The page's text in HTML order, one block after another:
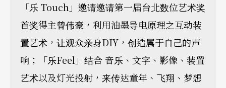
「乐 Touch」邀请邀请第一届台北数位艺术奖
首奖得主曾伟豪，利用油墨导电原理之互动装
置艺术，让观众亲身DIY，创造属于自己的声
响；「乐Feel」结合 音乐、文字、影像、装置
艺术以及灯光投射，来传达童年、飞翔、梦想